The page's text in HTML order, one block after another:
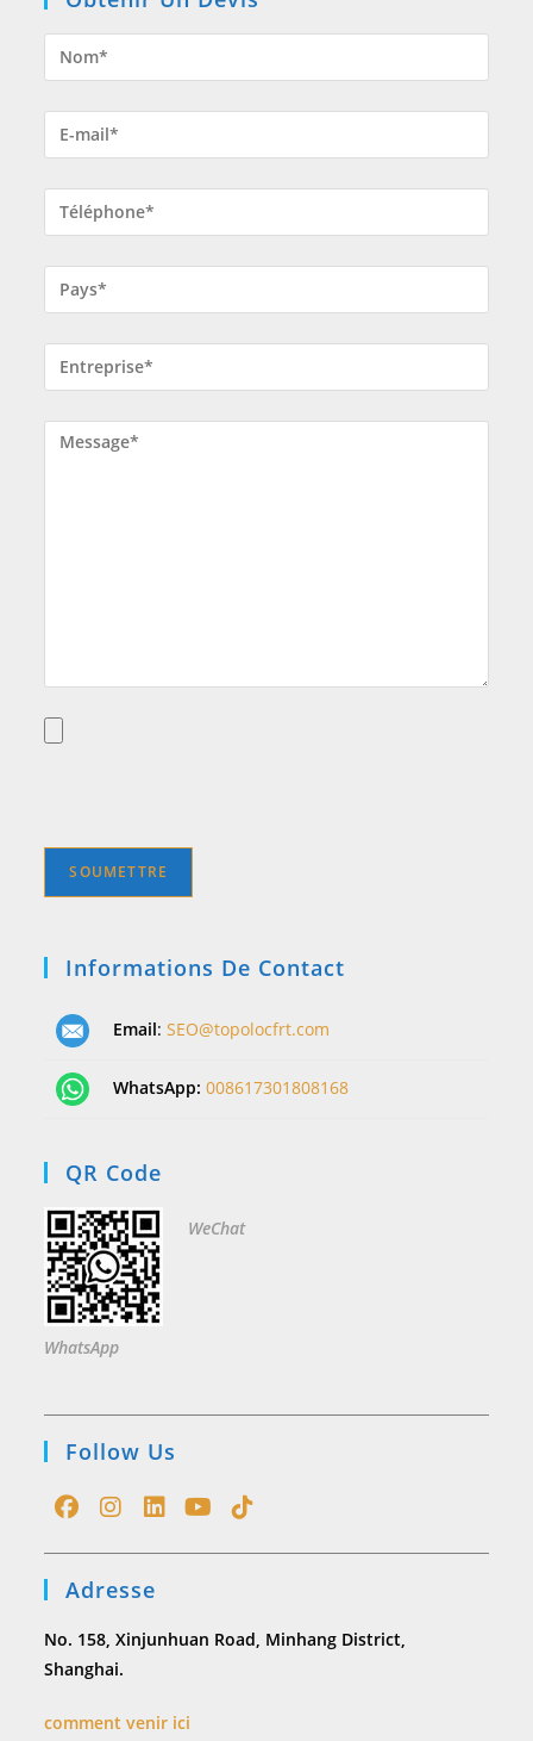
Informations De Contact
Email:SEO@topolocfrt.com
WhatsApp:008617301808168
QR Code
WhatsApp
WeChat
Follow Us
new
tab
a
new
tab
a
new
new new
Adresse
No. 158, Xinjunhuan Road, Minhang District,
Shanghai.
comment venir ici